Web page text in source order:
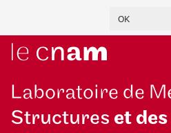
principal
Laboratoire de
Structures et